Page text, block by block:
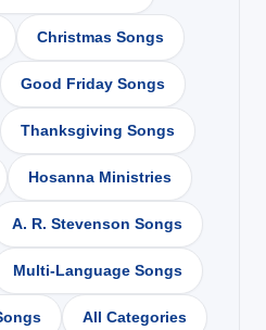
Christmas Songs
Good Friday Songs
Thanksgiving Songs
Hosanna Ministries
A. R. Stevenson Songs
Multi-Language Songs
All Categories